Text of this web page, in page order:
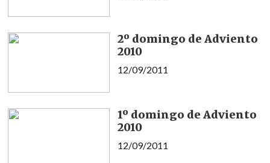
2º domingo de Adviento
2010
12/09/2011
1º domingo de Adviento
2010
12/09/2011